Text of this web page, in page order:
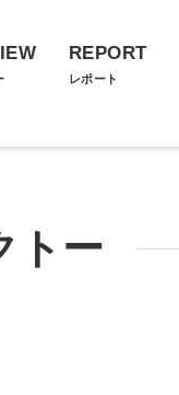
REPORT
レポート
トー